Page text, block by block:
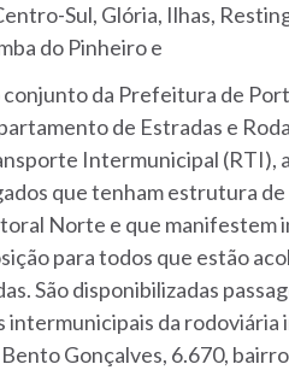
Sul, Glória, Ilhas,
do Pinheiro e
da Prefeitura de
de Estradas e
Intermunicipal (RTI),
que tenham estrutura de
Norte e que manifestem
para todos que estão
São disponibilizadas
intermunicipais da rodoviária
Gonçalves, 6.670,